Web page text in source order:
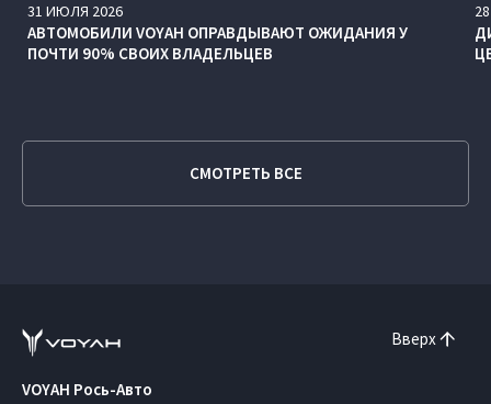
31 ИЮЛЯ 2026
АВТОМОБИЛИ VOYAH ОПРАВДЫВАЮТ ОЖИДАНИЯ У
ПОЧТИ 90% СВОИХ ВЛАДЕЛЬЦЕВ
28
СМОТРЕТЬ ВСЕ
Вверх
VOYAH Рось-Авто